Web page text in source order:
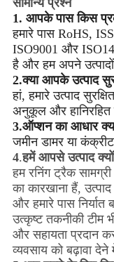
1. आपके पास किस
हमारे पास RoHS,
ISO9001 और
है और हम अपने उत्पादों
2.क्या आपके उत्पाद
हां, हमारे उत्पाद
अनुकूल और हानिरहित
3.ऑप्शन का आधार
जमीन डामर या
4.हमें आपसे उत्पाद
हम रनिंग ट्रैक
का कारखाना हैं,
और हमारे पास
उत्कृष्ट तकनीकी टीम
और सहायता प्रदान
व्यवसाय को बढ़ावा